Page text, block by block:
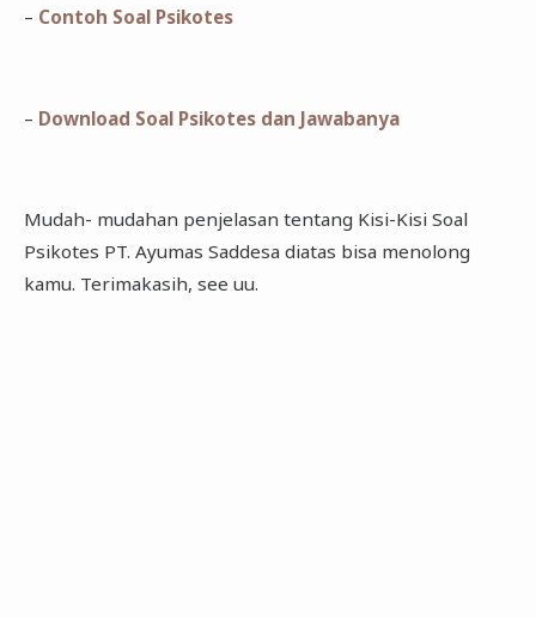
– Contoh Soal Psikotes
– Download Soal Psikotes dan Jawabanya
Mudah- mudahan penjelasan tentang Kisi-Kisi Soal
Psikotes PT. Ayumas Saddesa diatas bisa menolong
kamu. Terimakasih, see uu.